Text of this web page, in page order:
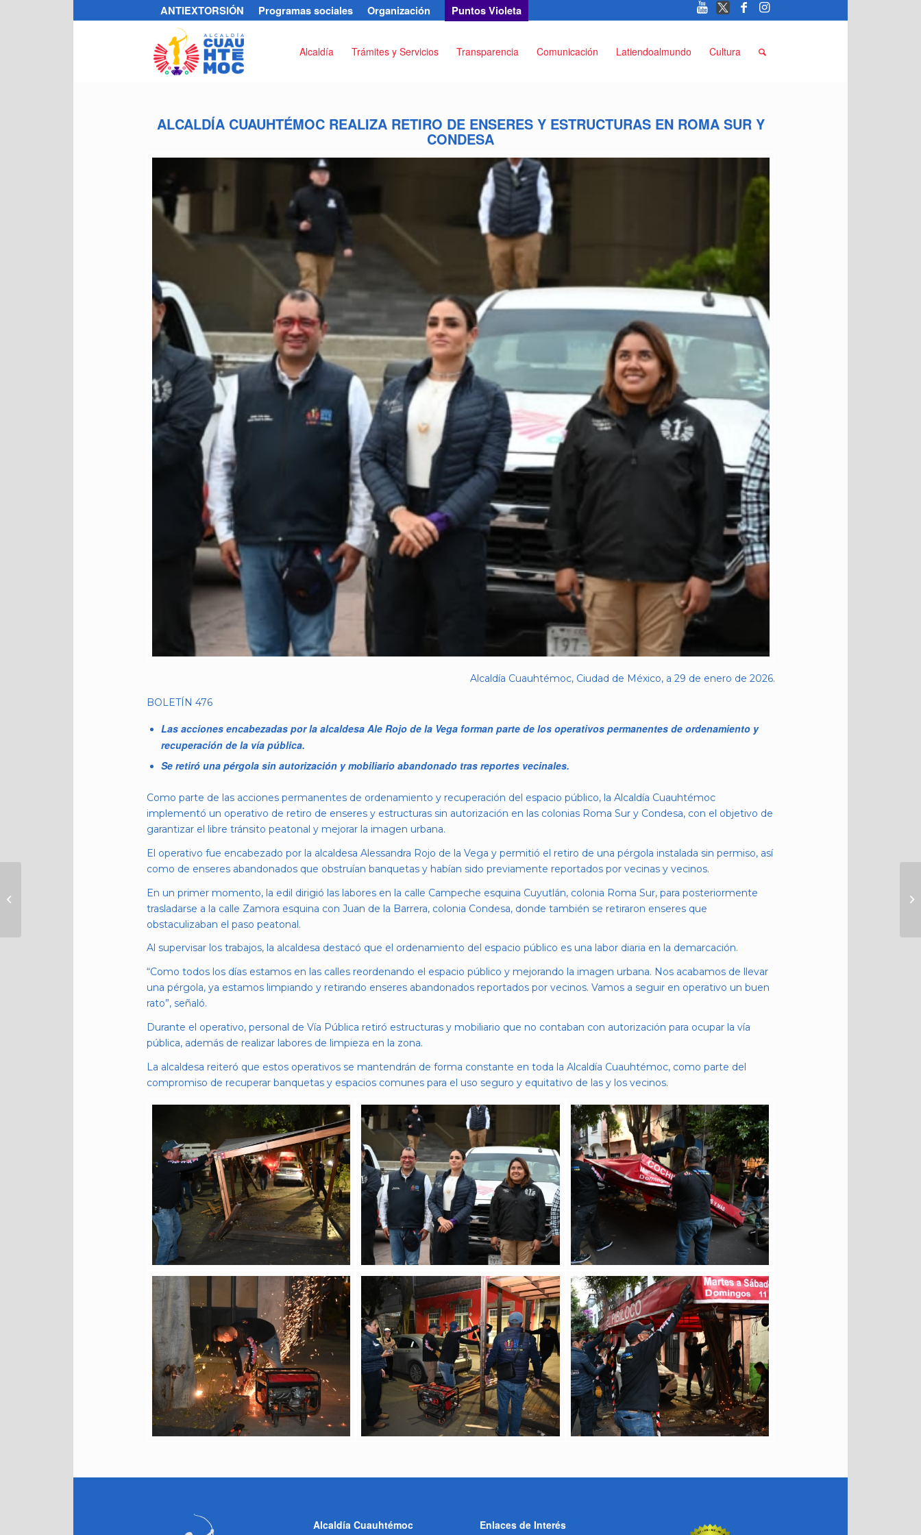
ANTIEXTORSIÓN Programas sociales Organización Puntos Violeta
Alcaldía Trámites y Servicios Transparencia Comunicación Latiendoalmundo Cultura
ALCALDÍA CUAUHTÉMOC REALIZA RETIRO DE ENSERES Y ESTRUCTURAS EN ROMA SUR Y
CONDESA
Alcaldía Cuauhtémoc, Ciudad de México, a 29 de enero de 2026.
BOLETÍN 476
Las acciones encabezadas por la alcaldesa Ale Rojo de la Vega forman parte de los operativos permanentes de ordenamiento y
recuperación de la vía pública.
Se retiró una pérgola sin autorización y mobiliario abandonado tras reportes vecinales.
Como parte de las acciones permanentes de ordenamiento y recuperación del espacio público, la Alcaldía Cuauhtémoc
implementó un operativo de retiro de enseres y estructuras sin autorización en las colonias Roma Sur y Condesa, con el objetivo de
garantizar el libre tránsito peatonal y mejorar la imagen urbana.
El operativo fue encabezado por la alcaldesa Alessandra Rojo de la Vega y permitió el retiro de una pérgola instalada sin permiso, así
como de enseres abandonados que obstruían banquetas y habían sido previamente reportados por vecinas y vecinos.
En un primer momento, la edil dirigió las labores en la calle Campeche esquina Cuyutlán, colonia Roma Sur, para posteriormente
trasladarse a la calle Zamora esquina con Juan de la Barrera, colonia Condesa, donde también se retiraron enseres que
obstaculizaban el paso peatonal.
Al supervisar los trabajos, la alcaldesa destacó que el ordenamiento del espacio público es una labor diaria en la demarcación.
“Como todos los días estamos en las calles reordenando el espacio público y mejorando la imagen urbana. Nos acabamos de llevar
una pérgola, ya estamos limpiando y retirando enseres abandonados reportados por vecinos. Vamos a seguir en operativo un buen
rato”, señaló.
Durante el operativo, personal de Vía Pública retiró estructuras y mobiliario que no contaban con autorización para ocupar la vía
pública, además de realizar labores de limpieza en la zona.
La alcaldesa reiteró que estos operativos se mantendrán de forma constante en toda la Alcaldía Cuauhtémoc, como parte del
compromiso de recuperar banquetas y espacios comunes para el uso seguro y equitativo de las y los vecinos.
Alcaldía Cuauhtémoc Enlaces de Interés